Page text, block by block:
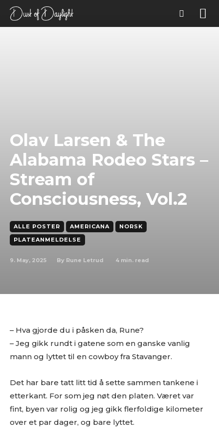
Olav Larsen & The
Alabama Rodeo Stars –
Stream of
Consciousness, Vol.2
ALLE POSTER AMERICANA
NORSK
PLATEANMELDELSE
9. May, 2025 By Rune Letrud 4 min. read
– Hva gjorde du i påsken da, Rune?
– Jeg gikk rundt i gatene som en ganske vanlig
mann og lyttet til en cowboy fra Stavanger.
Det har bare tatt litt tid å sette sammen tankene i
etterkant. For som jeg nøt den platen. Været var
fint, byen var rolig og jeg gikk flerfoldige kilometer
over et par dager, og bare lyttet.